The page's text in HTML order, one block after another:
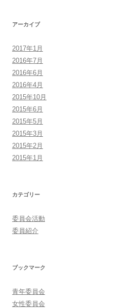
アーカイブ
2017年1月
2016年7月
2016年6月
2016年4月
2015年10月
2015年6月
2015年5月
2015年3月
2015年2月
2015年1月
カテゴリー
委員会活動
委員紹介
ブックマーク
青年委員会
女性委員会